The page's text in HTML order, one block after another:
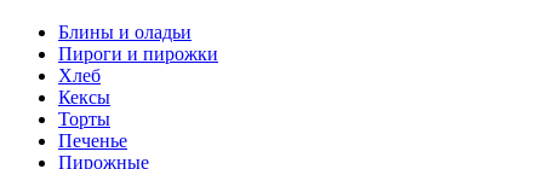
Блины и оладьи
Пироги и пирожки
Хлеб
Кексы
Торты
Печенье
Пирожные